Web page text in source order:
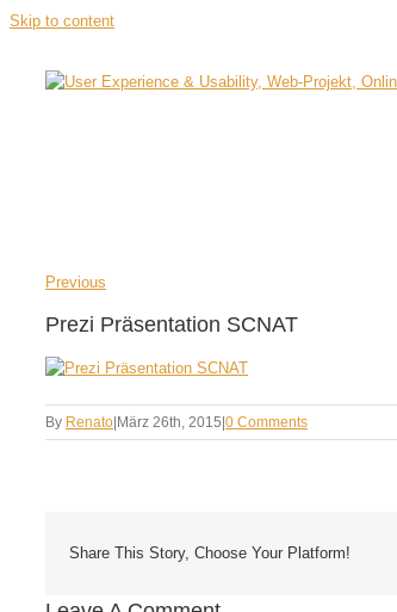
Skip to content
Previous
Prezi Präsentation SCNAT
By Renato März 26th, 2015 0 Comments
Share This Story, Choose Your Platform!